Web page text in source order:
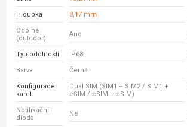
Hloubka 8,17 mm
Odolné
(outdoor)
Ano
Typ odolnosti IP68
Barva Černá
Konfigurace
karet
Dual SIM (SIM1 + SIM2 / SIM1 +
eSIM / eSIM + eSIM)
Notifikační
dioda
Ne